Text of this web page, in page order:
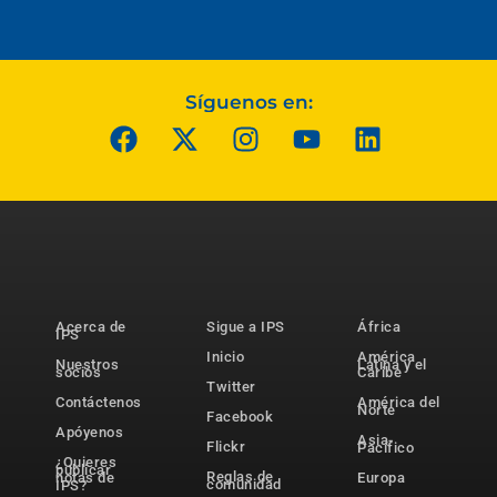
Síguenos en:
Acerca de
IPS
Nuestros
socios
Contáctenos
Apóyenos
¿Quieres
publicar
notas de
IPS?
Sigue a IPS
Inicio
Twitter
Facebook
Flickr
Reglas de
comunidad
África
América
Latina y el
Caribe
América del
Norte
Asia-
Pacífico
Europa